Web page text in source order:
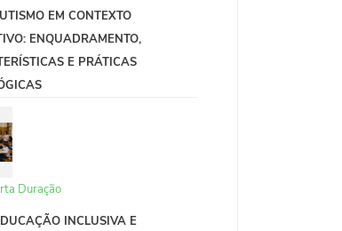
EM CONTEXTO
ENQUADRAMENTO,
E PRÁTICAS
Duração
INCLUSIVA E